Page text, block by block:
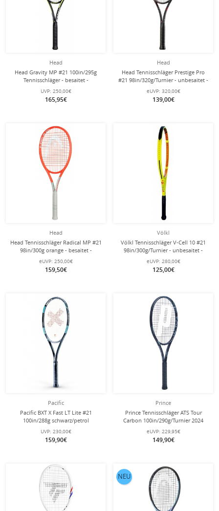
Head
Head Gravity MP #21 100in/295g
Tennisschläger - besaitet -
UVP: 250,00€
165,95€
Head
Head Tennisschläger Prestige Pro
#21 98in/320g/Turnier - unbesaitet -
eUVP: 320,00€
139,00€
Head
Head Tennisschläger Radical MP #21
98in/300g orange - besaitet -
eUVP: 250,00€
159,50€
Völkl
Völkl Tennisschläger V-Cell 10 #21
98in/300g/Turnier - unbesaitet -
eUVP: 280,00€
125,00€
Pacific
Pacific BXT X Fast LT Lite #21
100in/288g schwarz/petrol
Tennisschläger - unbesaitet -
UVP: 230,00€
159,90€
Prince
Prince Tennisschläger ATS Tour
Carbon 100in/290g/Turnier 2024
schwarz - unbesaitet -
eUVP: 229,95€
149,90€
NEU